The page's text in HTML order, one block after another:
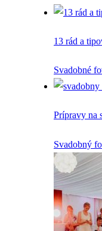
13 rád a
Svadobné
Prípravy na
Svadobný